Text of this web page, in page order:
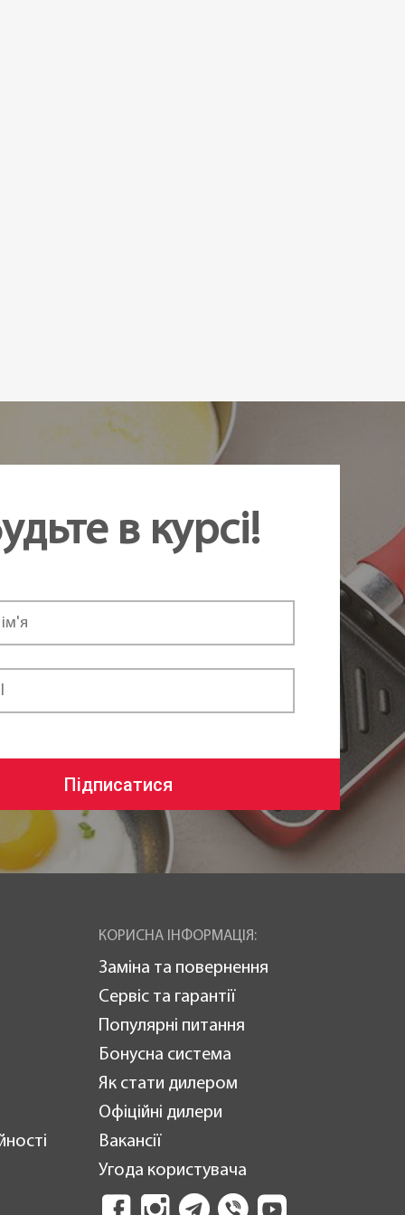
в курсі!
Підписатися
КОРИСНА ІНФОРМАЦІЯ:
Заміна та повернення
Сервіс та гарантії
Популярні питання
Бонусна система
Як стати дилером
Офіційні дилери
Вакансії
Угода користувача